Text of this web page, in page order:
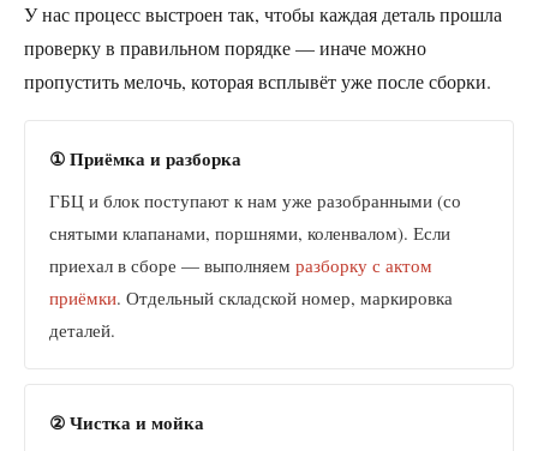
У нас процесс выстроен так, чтобы каждая деталь прошла
проверку в правильном порядке — иначе можно
пропустить мелочь, которая всплывёт уже после сборки.
① Приёмка и разборка
ГБЦ и блок поступают к нам уже разобранными (со
снятыми клапанами, поршнями, коленвалом). Если
приехал в сборе — выполняем разборку с актом
приёмки. Отдельный складской номер, маркировка
деталей.
② Чистка и мойка